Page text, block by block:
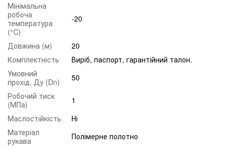
Мінімальна
робоча
температура
(°C)
-20
Довжина (м)
20
Комплектність
Виріб, паспорт, гарантійний талон.
Умовний
прохід, Ду (Dn)
50
Робочий тиск
(МПа)
1
Маслостійкість
Ні
Матеріал
рукава
Полімерне полотно